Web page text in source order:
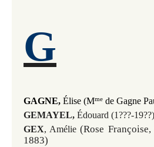
G
GAGNE, Élise (Mme de Gagne
GEMAYEL, Édouard (1???-19??)
GEX, Amélie (Rose
1883)